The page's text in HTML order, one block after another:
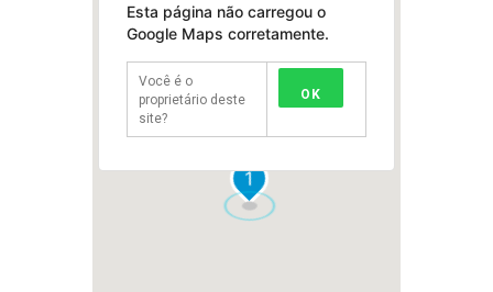
1
Esta página não carregou o
Google Maps corretamente.
Você é o
proprietário deste
site?
OK